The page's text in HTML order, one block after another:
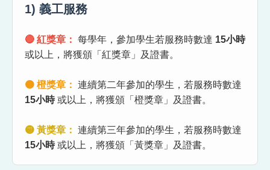
1) 義工服務
🔴 紅獎章： 每學年，參加學生若服務時數達 15小時
或以上，將獲頒「紅獎章」及證書。
🟠 橙獎章： 連續第二年參加的學生，若服務時數達
15小時或以上，將獲頒「橙獎章」及證書。
🟡 黃獎章： 連續第三年參加的學生，若服務時數達
15小時或以上，將獲頒「黃獎章」及證書。